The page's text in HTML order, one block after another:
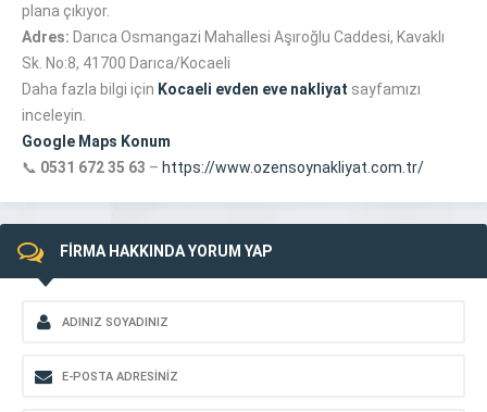
plana çıkıyor.
Adres: Darıca Osmangazi Mahallesi Aşıroğlu Caddesi, Kavaklı
Sk. No:8, 41700 Darıca/Kocaeli
Daha fazla bilgi için Kocaeli evden eve nakliyat sayfamızı
inceleyin.
Google Maps Konum
📞 0531 672 35 63 – https://www.ozensoynakliyat.com.tr/
FİRMA HAKKINDA YORUM YAP